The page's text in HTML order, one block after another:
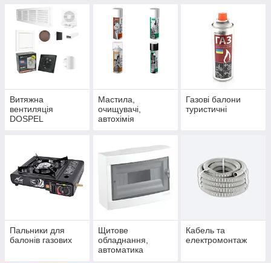
Витяжна
вентиляція
DOSPEL
Мастила,
очищувачі,
автохімія
Газові балони
туристичні
Пальники для
балонів газових
Щитове
обладнання,
автоматика
Кабель та
електромонтаж